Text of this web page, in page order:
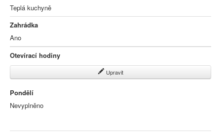
Teplá kuchyně
Zahrádka
Ano
Otevírací hodiny
Upravit
Pondělí
Nevyplněno